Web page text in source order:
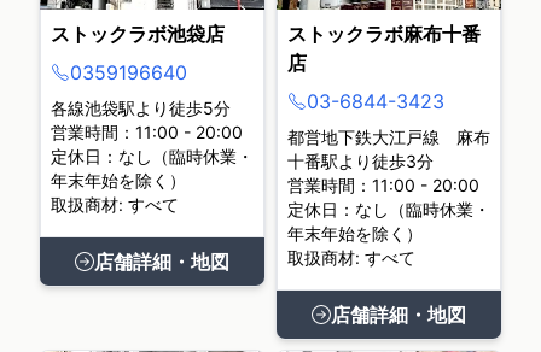
ストックラボ池袋店
0359196640
各線池袋駅より徒歩5分
営業時間：11:00 - 20:00
定休日：なし（臨時休業・
年末年始を除く）
取扱商材: すべて
店舗詳細・地図
ストックラボ麻布十番
店
03-6844-3423
都営地下鉄大江戸線 麻布
十番駅より徒歩3分
営業時間：11:00 - 20:00
定休日：なし（臨時休業・
年末年始を除く）
取扱商材: すべて
店舗詳細・地図